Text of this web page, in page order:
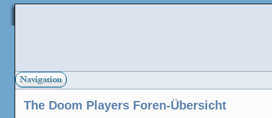
The Doom Players Foren-Übersicht